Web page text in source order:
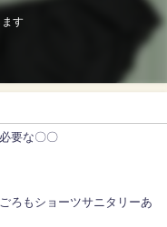
ます
要な〇〇
ろもショーツサニタリーあ